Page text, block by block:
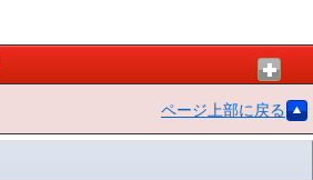
ページ上部に戻る